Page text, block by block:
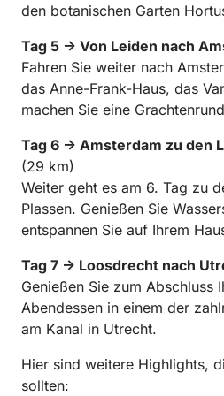
den botanischen Garten
Tag 5 → Von Leiden nach
Fahren Sie weiter nach
das Anne-Frank-Haus, das
machen Sie eine
Tag 6 → Amsterdam zu den
(29 km)
Weiter geht es am 6. Tag zu
Plassen. Genießen Sie
entspannen Sie auf Ihrem
Tag 7 → Loosdrecht nach
Genießen Sie zum Abschluss
Abendessen in einem der
am Kanal in Utrecht.
Hier sind weitere Highlights,
sollten: